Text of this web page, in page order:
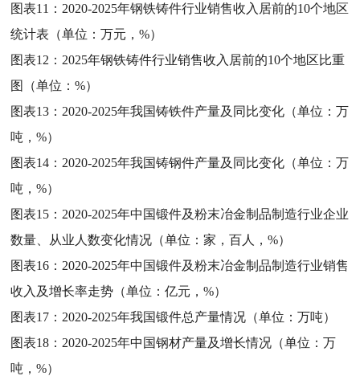
图表11： 2020-2025年钢铁铸件行业销售收入居前的10个地区
统计表（单位：万元，%）
图表12： 2025年钢铁铸件行业销售收入居前的10个地区比重
图（单位：%）
图表13： 2020-2025年我国铸铁件产量及同比变化（单位：万
吨，%）
图表14： 2020-2025年我国铸钢件产量及同比变化（单位：万
吨，%）
图表15： 2020-2025年中国锻件及粉末冶金制品制造行业企业
数量、从业人数变化情况（单位：家，百人，%）
图表16： 2020-2025年中国锻件及粉末冶金制品制造行业销售
收入及增长率走势（单位：亿元，%）
图表17： 2020-2025年我国锻件总产量情况（单位：万吨）
图表18： 2020-2025年中国钢材产量及增长情况（单位：万
吨，%）